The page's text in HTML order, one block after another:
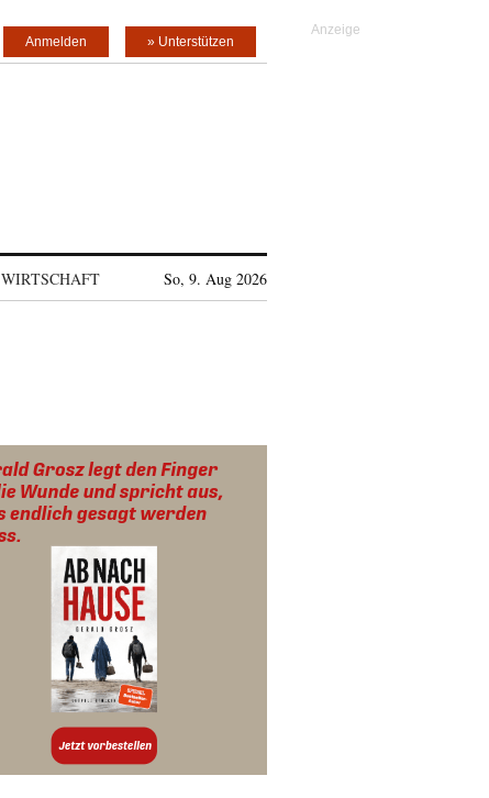
» Unterstützen
Anmelden
WIRTSCHAFT So, 9. Aug 2026